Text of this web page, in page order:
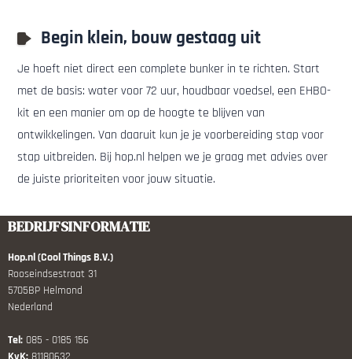
Begin klein, bouw gestaag uit
Je hoeft niet direct een complete bunker in te richten. Start
met de basis: water voor 72 uur, houdbaar voedsel, een EHBO-
kit en een manier om op de hoogte te blijven van
ontwikkelingen. Van daaruit kun je je voorbereiding stap voor
stap uitbreiden. Bij hop.nl helpen we je graag met advies over
de juiste prioriteiten voor jouw situatie.
BEDRIJFSINFORMATIE
Hop.nl (Cool Things B.V.)
Rooseindsestraat 31
5705BP Helmond
Nederland
Tel: 085 - 0185 156